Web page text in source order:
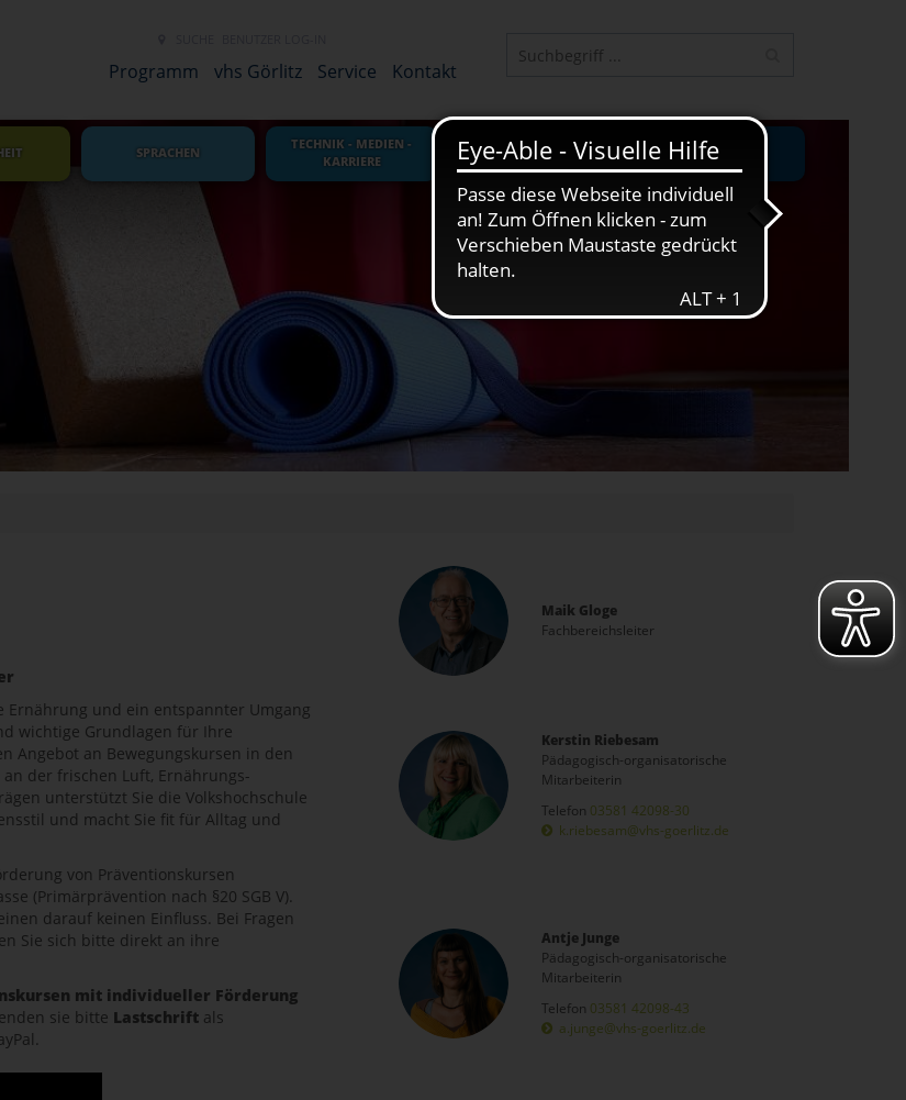
Programm vhs Görlitz Service Kontakt
SPRACHEN
TECHNIK - MEDIEN -
KARRIERE
JUNGE VHS ONLINE-KURSE
Ernährung und ein entspannter Umgang
wichtige Grundlagen für Ihre
Angebot an Bewegungskursen in den
der frischen Luft, Ernährungs-
unterstützt Sie die Volkshochschule
und macht Sie fit für Alltag und
von Präventionskursen
(Primärprävention nach §20 SGB V).
darauf keinen Einfluss. Bei Fragen
Sie sich bitte direkt an ihre
mit individueller Förderung
sie bitte Lastschrift als
Maik Gloge
Fachbereichsleiter
Kerstin Riebesam
Pädagogisch-organisatorische
Mitarbeiterin
Telefon 03581 42098-30
k.riebesam@vhs-goerlitz.de
Antje Junge
Pädagogisch-organisatorische
Mitarbeiterin
Telefon 03581 42098-43
a.junge@vhs-goerlitz.de